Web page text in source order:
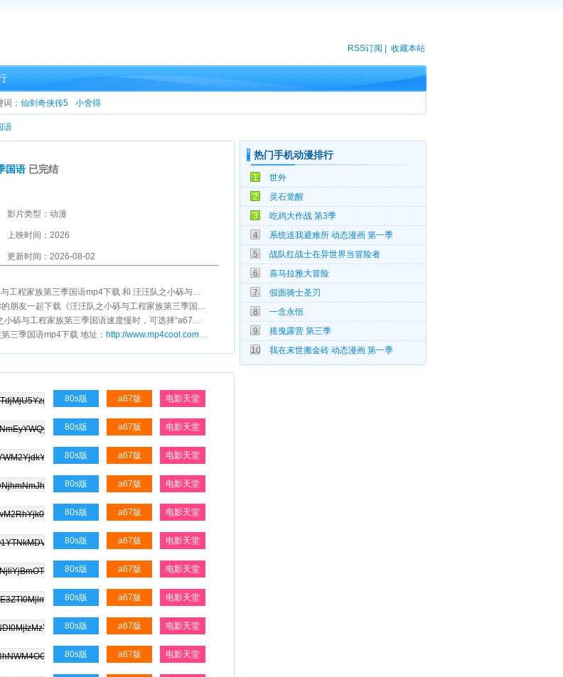
RSS订阅 收藏本站
： 仙剑奇侠传5 小舍得
语
国语 已完结
影片类型：动漫
上映时间：2026
更新时间：2026-08-02
mp4下载 和 汪汪队之小砾与工程家族第三季国语迅雷下载 演员表及剧情介绍。
一起下载《汪汪队之小砾与工程家族第三季国语》吧！
程家族第三季国语速度慢时，可选择“a67手机电影”下载。
三季国语mp4下载 地址： http://www.mp4cool.com/movie/131233.html 。
热门手机动漫排行
1 世外
2 灵石觉醒
3 吃鸡大作战 第3季
4 系统送我避难所 动态漫画 第一季
5 战队红战士在异世界当冒险者
6 喜马拉雅大冒险
7 假面骑士圣刃
8 一念永恒
9 摇曳露营 第三季
10 我在末世搬金砖 动态漫画 第一季
80s版 a67版 电影天堂
80s版 a67版 电影天堂
80s版 a67版 电影天堂
80s版 a67版 电影天堂
80s版 a67版 电影天堂
80s版 a67版 电影天堂
80s版 a67版 电影天堂
80s版 a67版 电影天堂
80s版 a67版 电影天堂
80s版 a67版 电影天堂